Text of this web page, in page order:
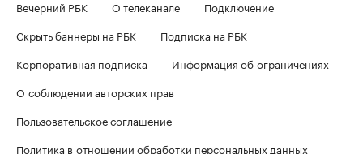
Вечерний РБК
О телеканале
Подключение
Скрыть баннеры на РБК
Подписка на РБК
Корпоративная подписка
Информация об ограничениях
О соблюдении авторских прав
Пользовательское соглашение
Политика в отношении обработки персональных данных